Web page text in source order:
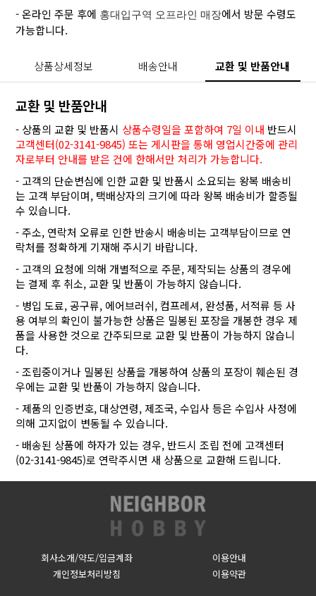
- 온라인 주문 후에 홍대입구역 오프라인 매장에서 방문 수령도
가능합니다.
상품상세정보 배송안내 교환 및 반품안내
교환 및 반품안내
- 상품의 교환 및 반품시 상품수령일을 포함하여 7일 이내 반드시
고객센터(02-3141-9845) 또는 게시판을 통해 영업시간중에 관리
자로부터 안내를 받은 건에 한해서만 처리가 가능합니다.
- 고객의 단순변심에 인한 교환 및 반품시 소요되는 왕복 배송비
는 고객 부담이며, 택배상자의 크기에 따라 왕복 배송비가 할증될
수 있습니다.
- 주소, 연락처 오류로 인한 반송시 배송비는 고객부담이므로 연
락처를 정확하게 기재해 주시기 바랍니다.
- 고객의 요청에 의해 개별적으로 주문, 제작되는 상품의 경우에
는 결제 후 취소, 교환 및 반품이 가능하지 않습니다.
- 병입 도료, 공구류, 에어브러쉬, 컴프레셔, 완성품, 서적류 등 사
용 여부의 확인이 불가능한 상품은 밀봉된 포장을 개봉한 경우 제
품을 사용한 것으로 간주되므로 교환 및 반품이 가능하지 않습니
다.
- 조립중이거나 밀봉된 상품을 개봉하여 상품의 포장이 훼손된 경
우에는 교환 및 반품이 가능하지 않습니다.
- 제품의 인증번호, 대상연령, 제조국, 수입사 등은 수입사 사정에
의해 고지없이 변동될 수 있습니다.
- 배송된 상품에 하자가 있는 경우, 반드시 조립 전에 고객센터
(02-3141-9845)로 연락주시면 새 상품으로 교환해 드립니다.
회사소개/약도/입금계좌
이용안내
개인정보처리방침
이용약관